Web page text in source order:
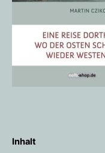
Inhalt